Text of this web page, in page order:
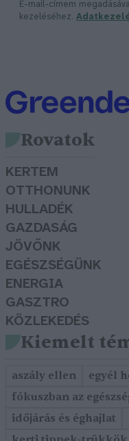
E-mail-címem
kezeléséhez.
Rovatok
KERTEM
OTTHONUNK
HULLADÉK
GAZDASÁG
JÖVŐNK
EGÉSZSÉGÜNK
ENERGIA
GASZTRO
KÖZLEKEDÉS
Kiemelt
aszály ellen egyél
fókuszban az
időjárás és éghajlat